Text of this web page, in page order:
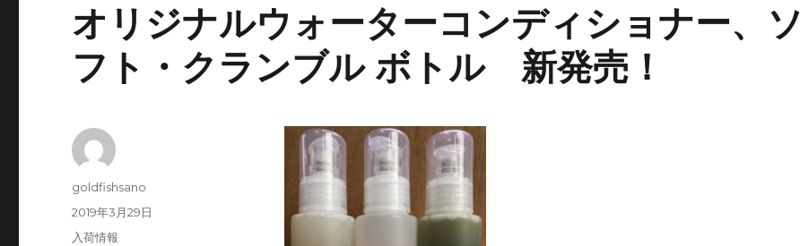
オリジナルウォーターコンディショナー、ソ
フト・クランブル ボトル 新発売！
投
goldfishsano
投
稿
2019年3月29日
カ
入荷情報